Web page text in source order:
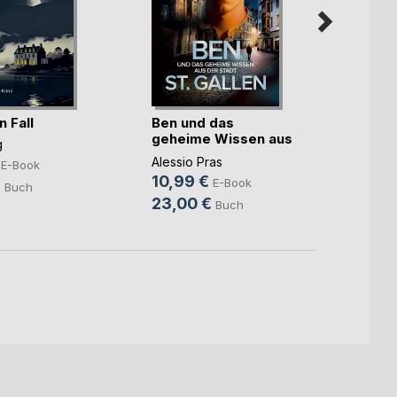
Fall
E-Book
Buch
Ben und das
geheime Wissen aus
der(...)
Alessio Pras
10,99 € E-Book
23,00 € Buch